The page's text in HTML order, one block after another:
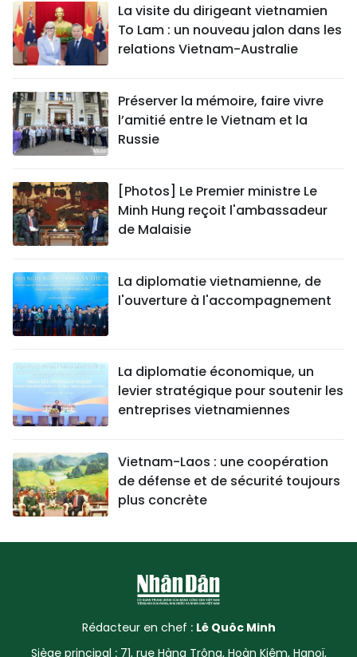
La visite du dirigeant vietnamien
To Lam : un nouveau jalon dans les
relations Vietnam-Australie
Préserver la mémoire, faire vivre
l’amitié entre le Vietnam et la
Russie
[Photos] Le Premier ministre Le
Minh Hung reçoit l'ambassadeur
de Malaisie
La diplomatie vietnamienne, de
l'ouverture à l'accompagnement
La diplomatie économique, un
levier stratégique pour soutenir les
entreprises vietnamiennes
Vietnam-Laos : une coopération
de défense et de sécurité toujours
plus concrète
Rédacteur en chef : Lê Quôc Minh
Siège principal : 71, rue Hàng Trông, Hoàn Kiêm, Hanoï,